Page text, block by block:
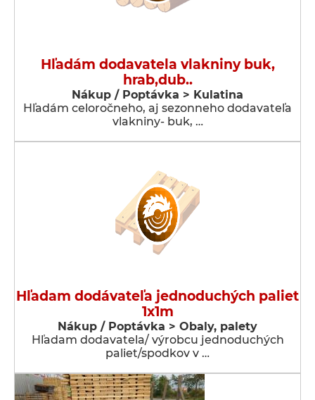
Hľadám dodavatela vlakniny buk,
hrab,dub..
Nákup / Poptávka > Kulatina
Hľadám celoročneho, aj sezonneho dodavateľa
vlakniny- buk, …
Hľadam dodávateľa jednoduchých paliet
1x1m
Nákup / Poptávka > Obaly, palety
Hľadam dodavatela/ výrobcu jednoduchých
paliet/spodkov v …